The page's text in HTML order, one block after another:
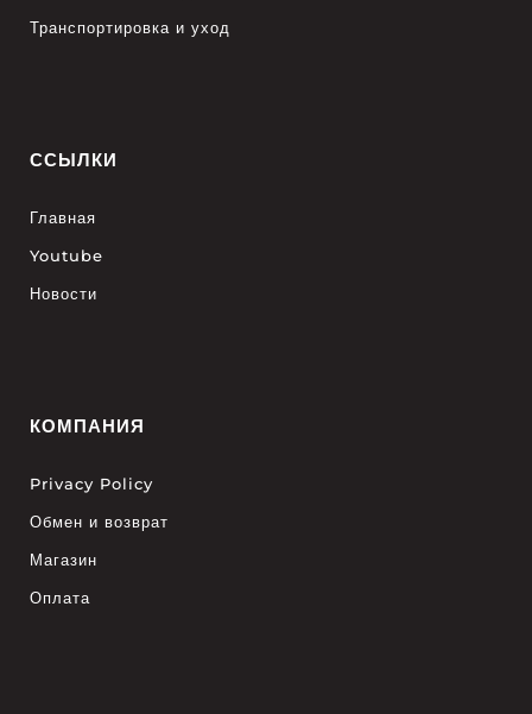
Транспортировка и уход
ССЫЛКИ
Главная
Youtube
Новости
КОМПАНИЯ
Privacy Policy
Обмен и возврат
Магазин
Оплата